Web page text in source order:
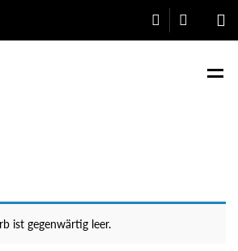
ist gegenwärtig leer.